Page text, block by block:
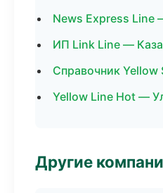
News Express Line
ИП Link Line —
Справочник
Yellow Line Hot —
Другие